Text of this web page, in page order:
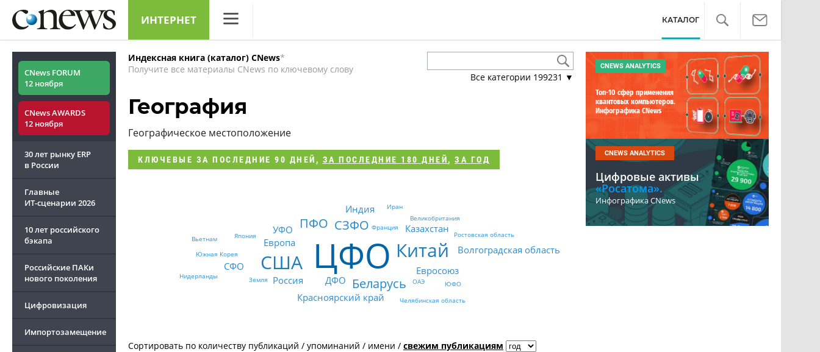
ИНТЕРНЕТ
Аналитика
Маркет
Техника
ТВ
КАТАЛОГ
CNews FORUM
12 ноября
CNews AWARDS
12 ноября
30 лет рынку ERP
в России
Главные
ИТ-сценарии 2026
10 лет российского
бэкапа
Российские ПАКи
нового поколения
Цифровизация
Импортозамещение
Индексная книга (каталог) CNews*
Получите все материалы CNews по ключевому слову
Все категории 199231 ▼
География
Географическое местоположение
КЛЮЧЕВЫЕ ЗА ПОСЛЕДНИЕ 90 ДНЕЙ , ЗА ПОСЛЕДНИЕ 180 ДНЕЙ, ЗА ГОД
ЦФО
США Китай
СЗФО
ПФО
Беларусь
Европа
УФО
ДФО
Россия
Евросоюз
Индия
Красноярский край
СФО
Казахстан
Волгоградская область
Ростовская область
Земля
Япония
ЮФО
Франция
Челябинская область
Великобритания
Южная Корея
ОАЭ
Иран
Нидерланды
Вьетнам
Сортировать по количеству публикаций / упоминаний / имени / свежим публикациям
CNEWS ANALYTICS
Топ-10 сфер применения
квантовых компьютеров.
Инфографика CNews
CNEWS ANALYTICS
Цифровые активы
«Росатома».
Инфографика CNews